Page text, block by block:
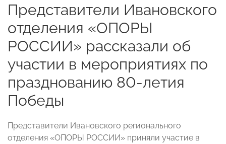
Представители Ивановского
отделения «ОПОРЫ
РОССИИ» рассказали об
участии в мероприятиях по
празднованию 80-летия
Победы
Представители Ивановского регионального
отделения «ОПОРЫ РОССИИ» приняли участие в